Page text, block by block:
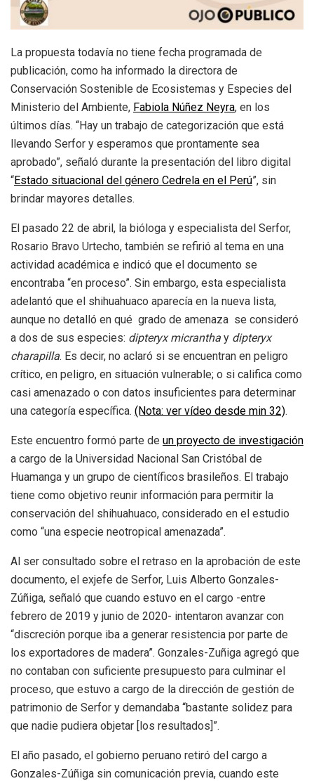
La propuesta todavía no tiene fecha programada de
publicación, como ha informado la directora de
Conservación Sostenible de Ecosistemas y Especies del
Ministerio del Ambiente, Fabiola Núñez Neyra, en los
últimos días. “Hay un trabajo de categorización que está
llevando Serfor y esperamos que prontamente sea
aprobado”, señaló durante la presentación del libro digital
“Estado situacional del género Cedrela en el Perú”, sin
brindar mayores detalles.
El pasado 22 de abril, la bióloga y especialista del Serfor,
Rosario Bravo Urtecho, también se refirió al tema en una
actividad académica e indicó que el documento se
encontraba “en proceso”. Sin embargo, esta especialista
adelantó que el shihuahuaco aparecía en la nueva lista,
aunque no detalló en qué grado de amenaza se consideró
a dos de sus especies: dipteryx micrantha y dipteryx
charapilla. Es decir, no aclaró si se encuentran en peligro
crítico, en peligro, en situación vulnerable; o si califica como
casi amenazado o con datos insuficientes para determinar
una categoría específica. (Nota: ver vídeo desde min 32).
Este encuentro formó parte de un proyecto de investigación
a cargo de la Universidad Nacional San Cristóbal de
Huamanga y un grupo de científicos brasileños. El trabajo
tiene como objetivo reunir información para permitir la
conservación del shihuahuaco, considerado en el estudio
como “una especie neotropical amenazada”.
Al ser consultado sobre el retraso en la aprobación de este
documento, el exjefe de Serfor, Luis Alberto Gonzales-
Zúñiga, señaló que cuando estuvo en el cargo -entre
febrero de 2019 y junio de 2020- intentaron avanzar con
“discreción porque iba a generar resistencia por parte de
los exportadores de madera”. Gonzales-Zuñiga agregó que
no contaban con suficiente presupuesto para culminar el
proceso, que estuvo a cargo de la dirección de gestión de
patrimonio de Serfor y demandaba “bastante solidez para
que nadie pudiera objetar [los resultados]”.
El año pasado, el gobierno peruano retiró del cargo a
Gonzales-Zúñiga sin comunicación previa, cuando este